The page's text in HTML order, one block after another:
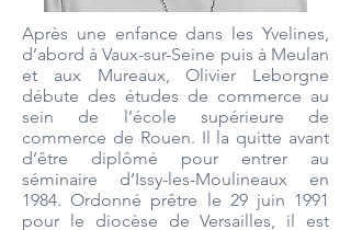
Après une enfance dans les Yvelines,
d’abord à Vaux-sur-Seine puis à Meulan
et aux Mureaux, Olivier Leborgne
débute des études de commerce au
sein de l’école supérieure de
commerce de Rouen. Il la quitte avant
d’être diplômé pour entrer au
séminaire d’Issy-les-Moulineaux en
1984. Ordonné prêtre le 29 juin 1991
pour le diocèse de Versailles, il est